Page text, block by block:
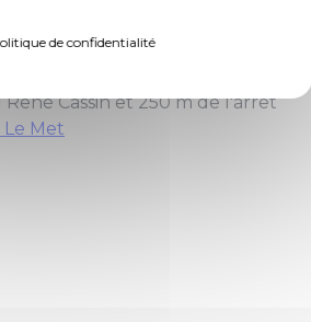
de confidentialité
Le Met permettent de
de Metz Nord, et vice-versa.
Cassin et 250 m de l'arrêt
Le Met